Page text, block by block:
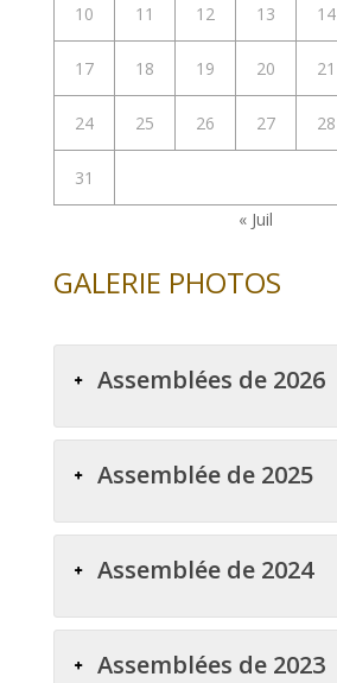
10 11 12 13 14
17 18 19 20 21
24 25 26 27 28
31
« Juil
GALERIE PHOTOS
Assemblées de 2026
Assemblée de 2025
Assemblée de 2024
Assemblées de 2023